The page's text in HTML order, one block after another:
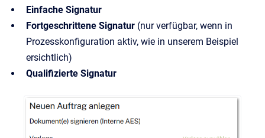
Einfache Signatur
Fortgeschrittene Signatur (nur verfügbar, wenn in
Prozesskonfiguration aktiv, wie in unserem Beispiel
ersichtlich)
Qualifizierte Signatur